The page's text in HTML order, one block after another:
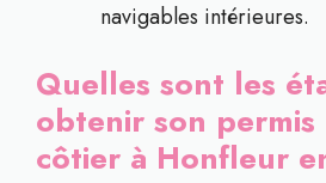
navigables intérieures.
Quelles sont les
obtenir son permis
côtier à Honfleur